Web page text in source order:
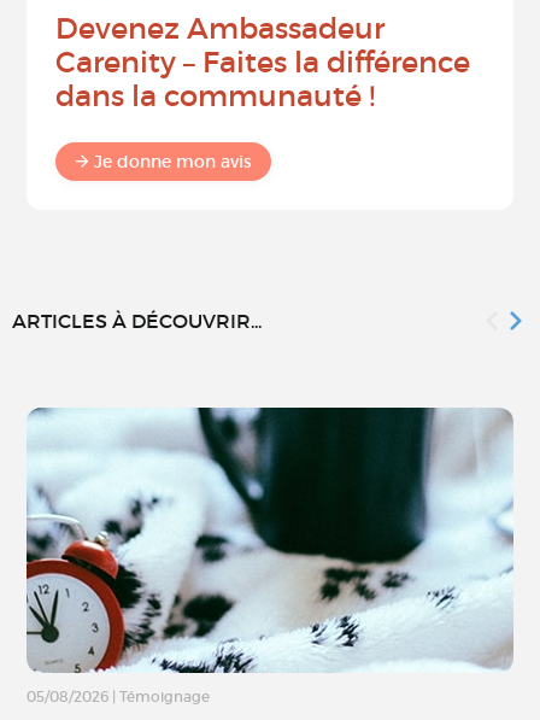
Devenez Ambassadeur
Carenity – Faites la différence
dans la communauté !
Je donne mon avis
ARTICLES À DÉCOUVRIR...
05/08/2026 Témoignage